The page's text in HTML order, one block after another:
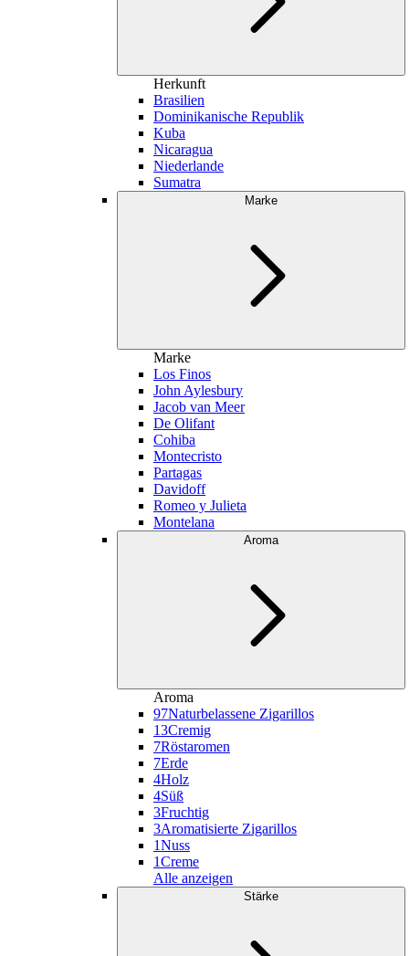
Herkunft
Brasilien
Dominikanische Republik
Kuba
Nicaragua
Niederlande
Sumatra
Marke
Marke
Los Finos
John Aylesbury
Jacob van Meer
De Olifant
Cohiba
Montecristo
Partagas
Davidoff
Romeo y Julieta
Montelana
Aroma
Aroma
97Naturbelassene Zigarillos
13Cremig
7Röstaromen
7Erde
4Holz
4Süß
3Fruchtig
3Aromatisierte Zigarillos
1Nuss
1Creme
Alle anzeigen
Stärke